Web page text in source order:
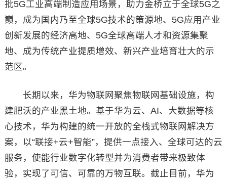
批5G工业高端制造应用场景，助力金桥立于全球5G之
巅，成为国内乃至全球5G技术的策源地、5G应用产业
创新发展的经济高地、5G全球高端人才和资源集聚
地、成为传统产业提质增效、新兴产业培育壮大的示
范区。
长期以来，华为物联网聚焦物联网基础设施，构
建肥沃的产业黑土地。基于华为云、AI、大数据等核
心技术，华为构建的统一开放的全栈式物联网解决方
案，以“联接+云+智能”，提供一点接入、全球可达的云
服务，使能行业数字化转型并为消费者带来极致体
验，实现了可信、可靠的万物互联。截止目前，华为